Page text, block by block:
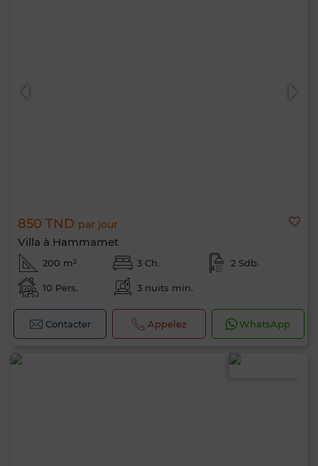
850 TND par jour
Villa à Hammamet
200 m² 3 Ch. 2 Sdb.
10 Pers. 3 nuits min.
Contacter Appelez WhatsApp